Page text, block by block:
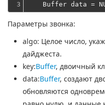
3
Buffer data =
Параметры звонка:
algo: Целое число,
дайджеста.
key:Buffer, двоичный
data:Buffer, создают
обновляются